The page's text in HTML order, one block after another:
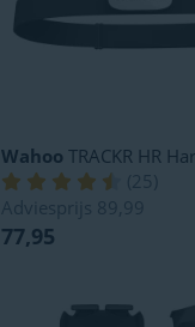
Wahoo TRACKR HR
(25
Adviesprijs 89,99
77,95